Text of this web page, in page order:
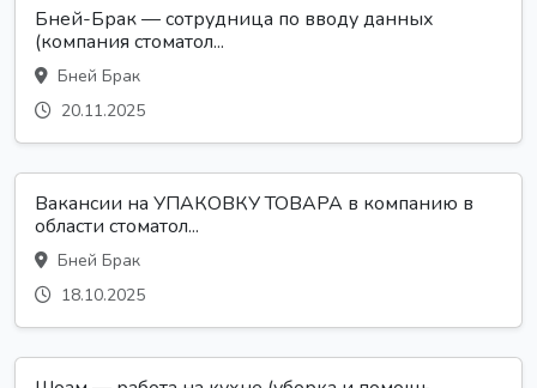
Бней-Брак — сотрудница по вводу данных
(компания стоматол...
Бней Брак
20.11.2025
Вакансии на УПАКОВКУ ТОВАРА в компанию в
области стоматол...
Бней Брак
18.10.2025